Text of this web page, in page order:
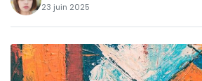
23 juin 2025